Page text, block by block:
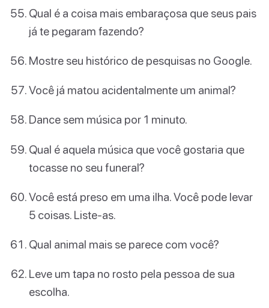
Qual é a coisa mais embaraçosa que seus pais
já te pegaram fazendo?
Mostre seu histórico de pesquisas no Google.
Você já matou acidentalmente um animal?
Dance sem música por 1 minuto.
Qual é aquela música que você gostaria que
tocasse no seu funeral?
Você está preso em uma ilha. Você pode levar
5 coisas. Liste-as.
Qual animal mais se parece com você?
Leve um tapa no rosto pela pessoa de sua
escolha.